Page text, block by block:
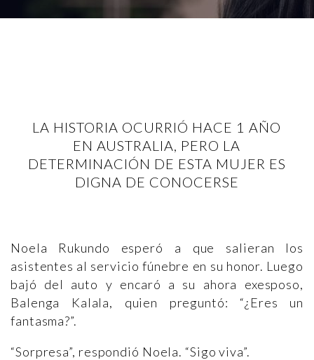
LA HISTORIA OCURRIÓ HACE 1 AÑO
EN AUSTRALIA, PERO LA
DETERMINACIÓN DE ESTA MUJER ES
DIGNA DE CONOCERSE
Noela Rukundo esperó a que salieran los
asistentes al servicio fúnebre en su honor. Luego
bajó del auto y encaró a su ahora exesposo,
Balenga Kalala, quien preguntó: “¿Eres un
fantasma?”.
“Sorpresa”, respondió Noela. “Sigo viva”.